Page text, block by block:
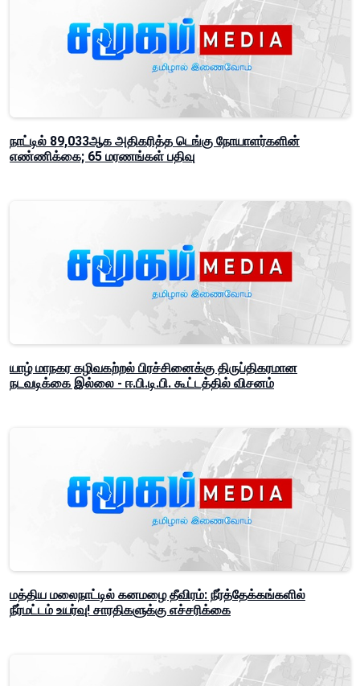
நாட்டில் 89,033ஆக அதிகரித்த டெங்கு நோயாளர்களின்
எண்ணிக்கை; 65 மரணங்கள் பதிவு
யாழ் மாநகர கழிவகற்றல் பிரச்சினைக்கு திருப்திகரமான
நடவடிக்கை இல்லை - ஈ.பி.டி.பி. கூட்டத்தில் விசனம்
மத்திய மலைநாட்டில் கனமழை தீவிரம்: நீர்த்தேக்கங்களில்
நீர்மட்டம் உயர்வு! சாரதிகளுக்கு எச்சரிக்கை